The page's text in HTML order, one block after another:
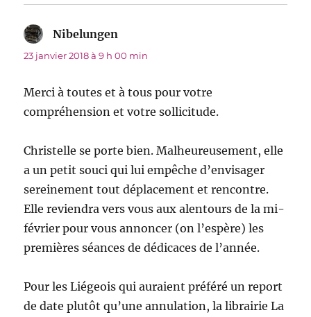
Nibelungen
23 janvier 2018 à 9 h 00 min
Merci à toutes et à tous pour votre
compréhension et votre sollicitude.
Christelle se porte bien. Malheureusement, elle
a un petit souci qui lui empêche d’envisager
sereinement tout déplacement et rencontre.
Elle reviendra vers vous aux alentours de la mi-
février pour vous annoncer (on l’espère) les
premières séances de dédicaces de l’année.
Pour les Liégeois qui auraient préféré un report
de date plutôt qu’une annulation, la librairie La